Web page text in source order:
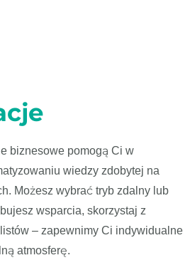
biznesowe pomogą Ci w
wiedzy zdobytej na
Możesz wybrać tryb zdalny lub
wsparcia, skorzystaj z
– zapewnimy Ci indywidualne
atmosferę.